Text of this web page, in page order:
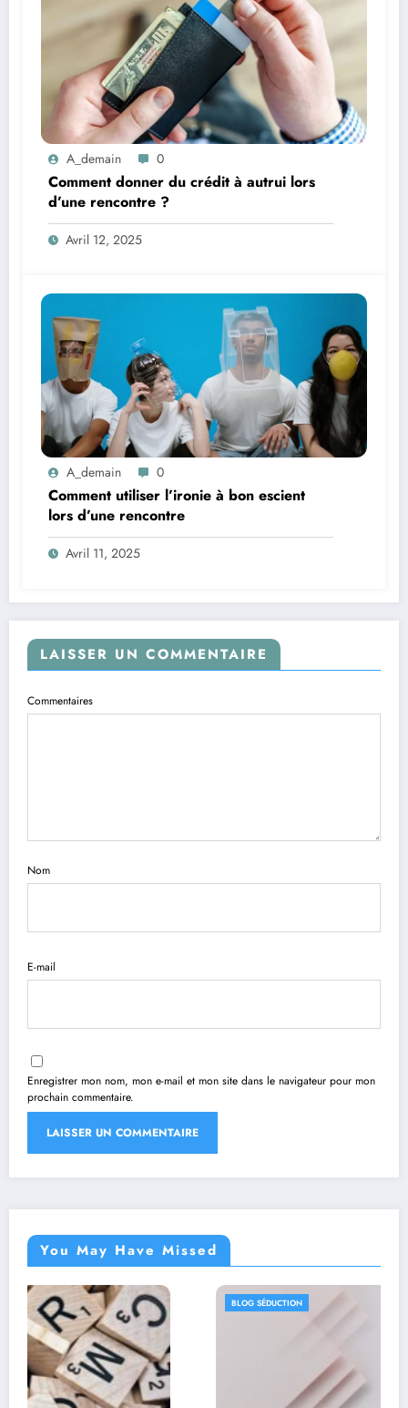
A_demain 0
Comment donner du crédit à autrui lors
d’une rencontre ?
Avril 12, 2025
A_demain 0
Comment utiliser l’ironie à bon escient
lors d’une rencontre
Avril 11, 2025
LAISSER UN COMMENTAIRE
Commentaires
Nom
E-mail
Enregistrer mon nom, mon e-mail et mon site dans le navigateur pour mon
prochain commentaire.
You May Have Missed
BLOG SÉDUCTION